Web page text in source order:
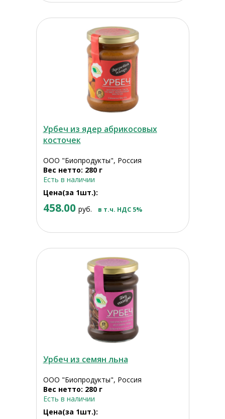
Урбеч из ядер абрикосовых
косточек
ООО "Биопродукты", Россия
Вес нетто: 280 г
Есть в наличии
Цена(за 1шт.):
458.00 руб. в т.ч. НДС 5%
Урбеч из семян льна
ООО "Биопродукты", Россия
Вес нетто: 280 г
Есть в наличии
Цена(за 1шт.):